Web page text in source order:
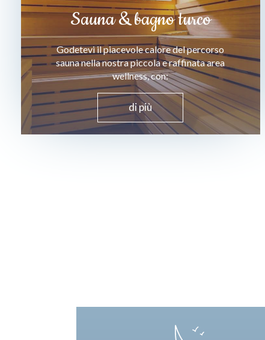
Sauna & bagno turco
Godetevi il piacevole calore del percorso
sauna nella nostra piccola e raffinata area
wellness, con:
di più